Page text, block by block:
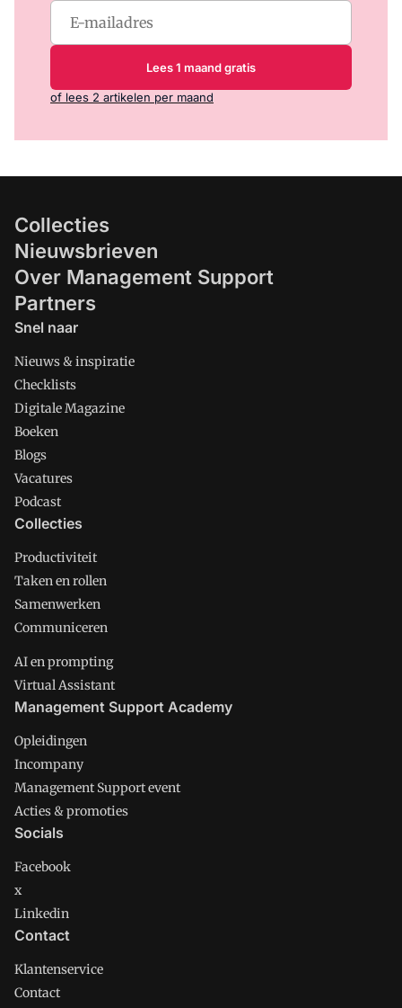
Lees 1 maand gratis
of lees 2 artikelen per maand
Collecties
Nieuwsbrieven
Over Management Support
Partners
Snel naar
Nieuws & inspiratie
Checklists
Digitale Magazine
Boeken
Blogs
Vacatures
Podcast
Collecties
Productiviteit
Taken en rollen
Samenwerken
Communiceren
AI en prompting
Virtual Assistant
Management Support Academy
Opleidingen
Incompany
Management Support event
Acties & promoties
Socials
Facebook
x
Linkedin
Contact
Klantenservice
Contact